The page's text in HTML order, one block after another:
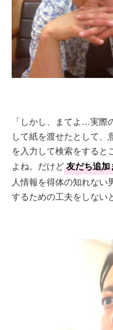
「しかし、まてよ…実際
して紙を渡せたとして、
を入力して検索をすると
よね。だけど友だち追
人情報を得体の知れない
するための工夫をしない